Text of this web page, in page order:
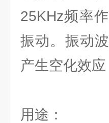
25KHz频率
振动。振动
产生空化效
用途：